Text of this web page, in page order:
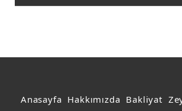
Acı Biber Sosu
Anasayfa Hakkımızda Bakliyat